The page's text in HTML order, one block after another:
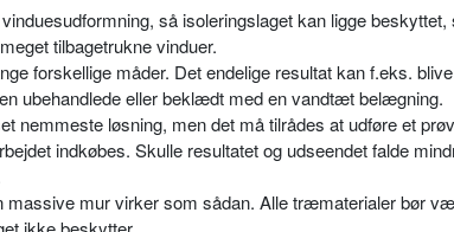
så isoleringslaget kan ligge
tilbagetrukne vinduer.
forskellige måder. Det endelige resultat kan f.eks.
ubehandlede eller beklædt med en vandtæt belægning.
løsning, men det må tilrådes at udføre et
indkøbes. Skulle resultatet og udseendet falde
mur virker som sådan. Alle træmaterialer bør